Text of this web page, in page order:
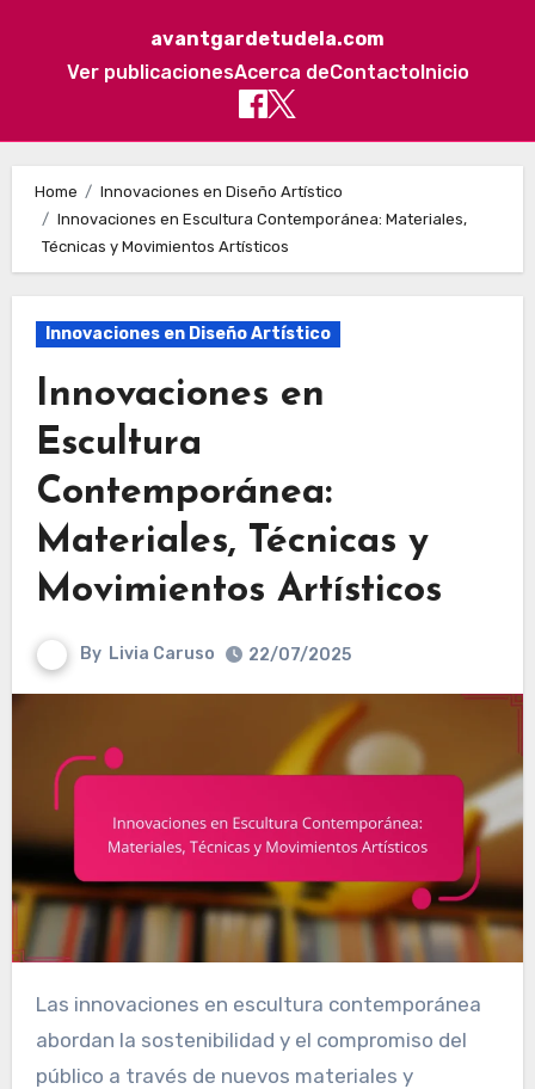
avantgardetudela.com
Ver publicacionesAcerca deContacto Inicio
Home
Innovaciones en Diseño Artístico
Innovaciones en Escultura Contemporánea: Materiales,
Técnicas y Movimientos Artísticos
Innovaciones en Diseño Artístico
Innovaciones en
Escultura
Contemporánea:
Materiales, Técnicas y
Movimientos Artísticos
By Livia Caruso 22/07/2025
Las innovaciones en escultura contemporánea
abordan la sostenibilidad y el compromiso del
público a través de nuevos materiales y